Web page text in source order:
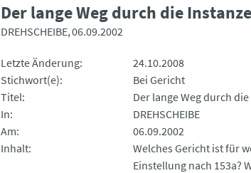
Der lange Weg durch die
DREHSCHEIBE 06.09.2002
Letzte Änderung
24.10.2008
Stichwort(e)
Bei Gericht
Titel
Der lange Weg durch
In
DREHSCHEIBE
Am
06.09.2002
Inhalt
Welches Gericht ist für
Einstellung nach 153a?